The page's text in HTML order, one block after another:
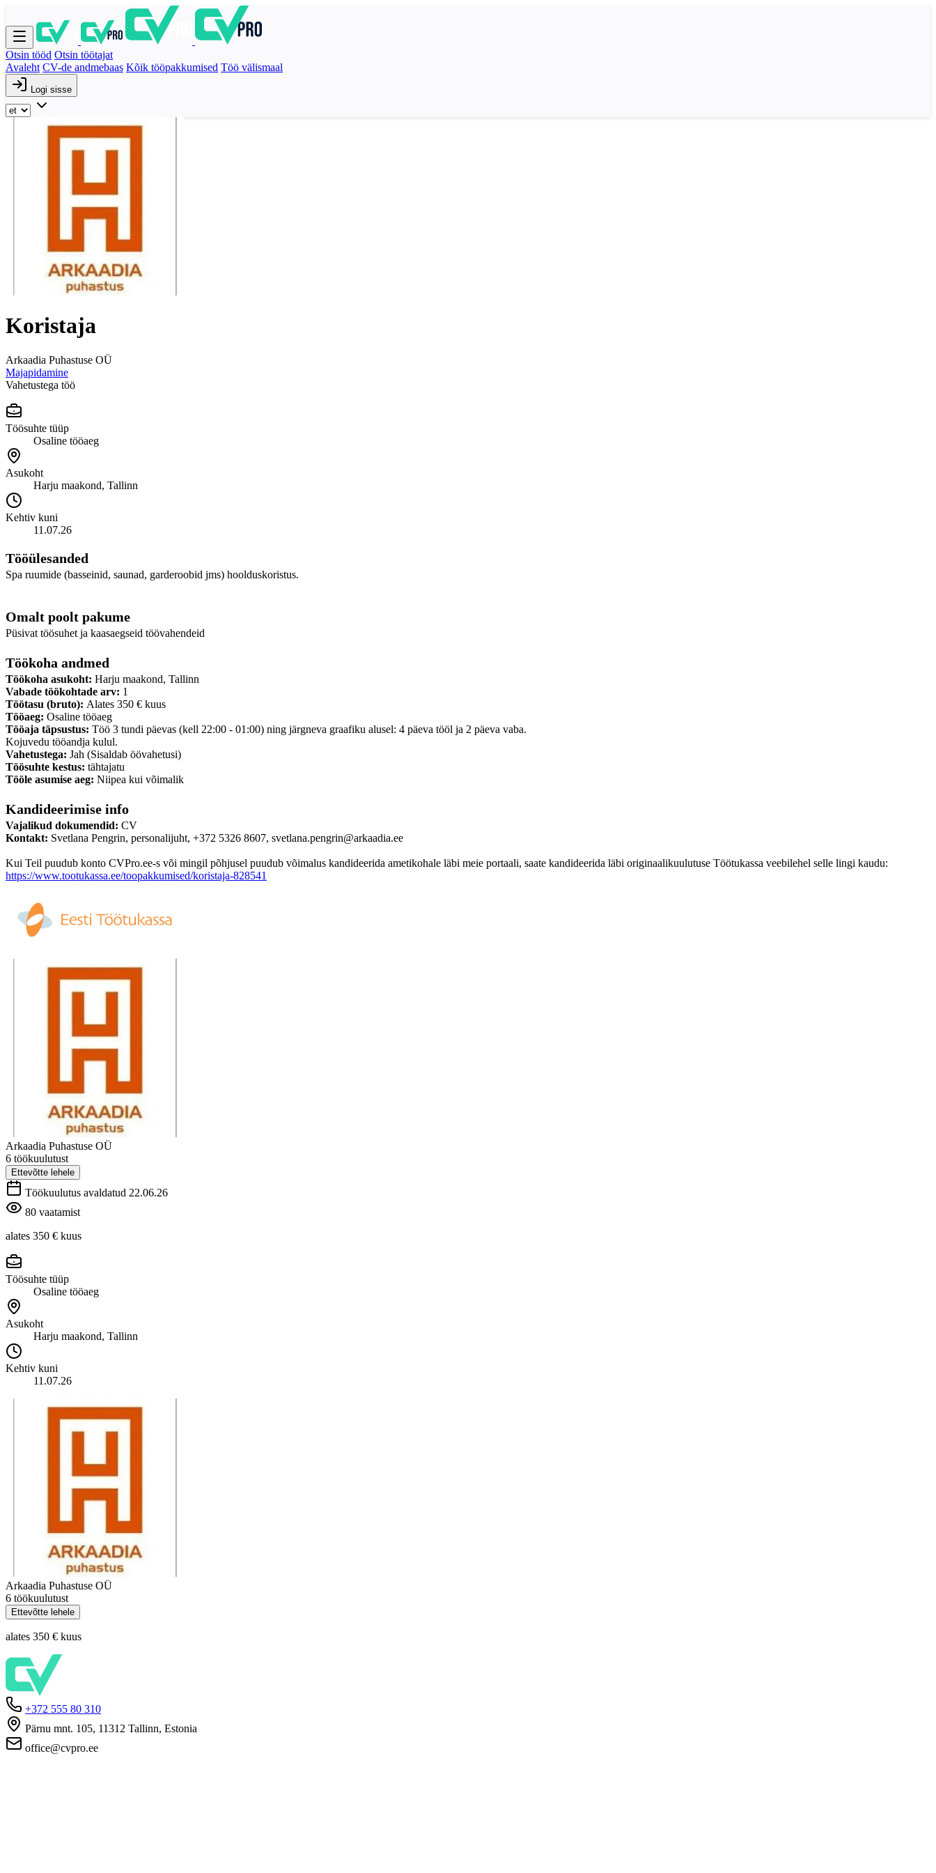
Otsin tööd Otsin töötajat
Avaleht CV-de andmebaas Kõik tööpakkumised Töö välismaal
Logi sisse
Koristaja
Arkaadia Puhastuse OÜ
Majapidamine
Vahetustega töö
Töösuhte tüüp
Osaline tööaeg
Asukoht
Harju maakond, Tallinn
Kehtiv kuni
11.07.26
Tööülesanded
Spa ruumide (basseinid, saunad, garderoobid jms) hoolduskoristus.
Omalt poolt pakume
Püsivat töösuhet ja kaasaegseid töövahendeid
Töökoha andmed
Töökoha asukoht: Harju maakond, Tallinn
Vabade töökohtade arv: 1
Töötasu (bruto): Alates 350 € kuus
Tööaeg: Osaline tööaeg
Tööaja täpsustus: Töö 3 tundi päevas (kell 22:00 - 01:00) ning järgneva graafiku alusel: 4 päeva tööl ja 2 päeva vaba.
Kojuvedu tööandja kulul.
Vahetustega: Jah (Sisaldab öövahetusi)
Töösuhte kestus: tähtajatu
Tööle asumise aeg: Niipea kui võimalik
Kandideerimise info
Vajalikud dokumendid: CV
Kontakt: Svetlana Pengrin, personalijuht, +372 5326 8607, svetlana.pengrin@arkaadia.ee
Kui Teil puudub konto CVPro.ee-s või mingil põhjusel puudub võimalus kandideerida ametikohale läbi meie portaali, saate kandideerida läbi originaalikuulutuse Töötukassa veebilehel selle lingi kaudu:
https://www.tootukassa.ee/toopakkumised/koristaja-828541
Arkaadia Puhastuse OÜ
6 töökuulutust
Ettevõtte lehele
Töökuulutus avaldatud 22.06.26
80 vaatamist
alates 350 € kuus
Töösuhte tüüp
Osaline tööaeg
Asukoht
Harju maakond, Tallinn
Kehtiv kuni
11.07.26
Arkaadia Puhastuse OÜ
6 töökuulutust
Ettevõtte lehele
alates 350 € kuus
+372 555 80 310
Pärnu mnt. 105, 11312 Tallinn, Estonia
office@cvpro.ee